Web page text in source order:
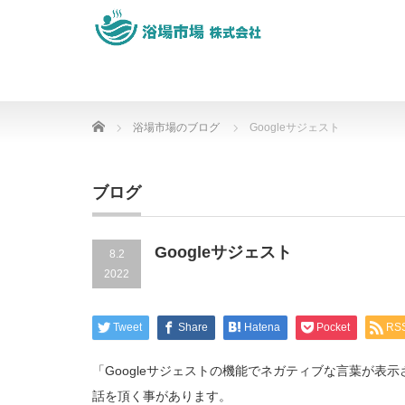
Home 浴場市場のブログ Googleサジェスト
ブログ
8.2
2022
Googleサジェスト
Tweet Share Hatena Pocket
「Googleサジェストの機能でネガティブな言葉が表
話を頂く事があります。